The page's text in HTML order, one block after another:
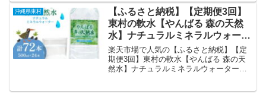
ボトル 2リットル 防災 国産 長期
保存 備蓄｜価格・送料・ポイン
ト還元まとめ
水 お水 ヤンバルの水 やんばる ヤンバル
ペットボトル 2リットル 防災 国産 長期
保存 備蓄を徹底解説。沖縄県東村から
29,000円で販売中（送料込み・ポイント1
倍）。実ユーザーレビュー0件・平均評価
0の商品情報・購入方法まとめ。
沖縄県東村
【ふるさと納税】【定期便3回】
東村の軟水【やんばる 森の天然
水】ナチュラルミネラルウォータ
ー 500ml×24本 天然水 ミネラル
ウォーター 水 ソフトドリンク 飲
料水 軟水 東村の水 天然水 お水
ペットボトル 500ml 防災 国産 長
楽天市場で人気の【ふるさと納税】【定
期便3回】東村の軟水【やんばる 森の天
然水】ナチュラルミネラルウォーター